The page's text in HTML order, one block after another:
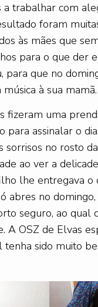
a trabalhar com
foram
às mães que
para o que der
para que no
à sua mamã.
fizeram uma
para assinalar o
sorrisos no rosto
ao ver a
lhe entregava o
abres no
seguro, ao qual
A OSZ de Elvas
tenha sido muito